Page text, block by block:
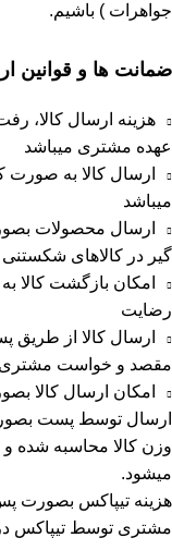
جواهرات ) باشیم.
ضمانت ها و قوانین
هزینه ارسال کالا،
عهده مشتری میباشد
ارسال کالا به
میباشد
ارسال محصولات
گیر در کالاهای
رضایت
ارسال کالا از طریق
مقصد و خواست مشتری
امکان ارسال کالا
ارسال توسط پست
وزن کالا محاسبه شده و
میشود.
هزینه تیپاکس بصورت
مشتری توسط تیپاکس